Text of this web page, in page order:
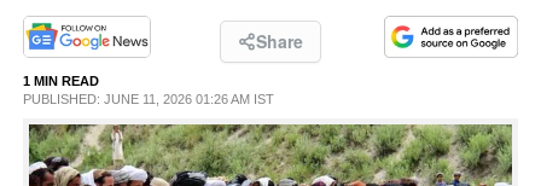
PHOTOS
LIFESTYLE
Share
1 MIN READ
PUBLISHED: JUNE 11, 2026 01:26 AM IST